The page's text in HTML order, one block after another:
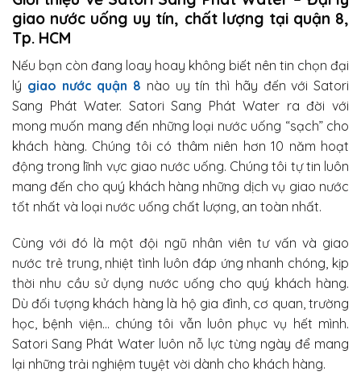
giao nước uống uy tín, chất lượng tại quận 8,
Tp. HCM
Nếu bạn còn đang loay hoay không biết nên tin chọn đại
lý giao nước quận 8 nào uy tín thì hãy đến với Satori
Sang Phát Water. Satori Sang Phát Water ra đời với
mong muốn mang đến những loại nước uống “sạch” cho
khách hàng. Chúng tôi có thâm niên hơn 10 năm hoạt
động trong lĩnh vực giao nước uống. Chúng tôi tự tin luôn
mang đến cho quý khách hàng những dịch vụ giao nước
tốt nhất và loại nước uống chất lượng, an toàn nhất.
Cùng với đó là một đội ngũ nhân viên tư vấn và giao
nước trẻ trung, nhiệt tình luôn đáp ứng nhanh chóng, kịp
thời nhu cầu sử dụng nước uống cho quý khách hàng.
Dù đối tượng khách hàng là hộ gia đình, cơ quan, trường
học, bệnh viện… chúng tôi vẫn luôn phục vụ hết mình.
Satori Sang Phát Water luôn nỗ lực từng ngày để mang
lại những trải nghiệm tuyệt vời dành cho khách hàng.